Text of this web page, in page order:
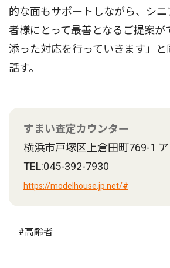
的な面もサポートしながら、シ
者様にとって最善となるご提案が
添った対応を行っていきます」
話す。
すまい査定カウンター
横浜市戸塚区上倉田町769-1
TEL:045-392-7930
https://modelhouse.jp.net/#
#高齢者